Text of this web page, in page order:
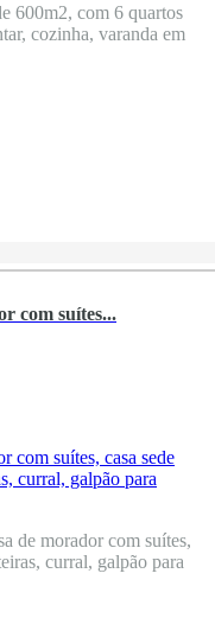
600m2, com 6 quartos
cozinha, varanda em
com suítes...
de morador com suítes,
curral, galpão para